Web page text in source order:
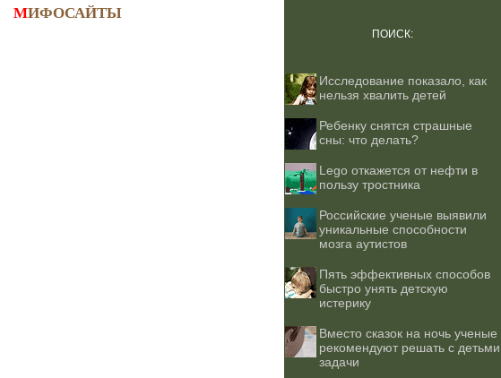
МИФОСАЙТЫ
ПОИСК:
Исследование показало, как
нельзя хвалить детей
Ребенку снятся страшные
сны: что делать?
Lego откажется от нефти в
пользу тростника
Российские ученые выявили
уникальные способности
мозга аутистов
Пять эффективных способов
быстро унять детскую
истерику
Вместо сказок на ночь ученые
рекомендуют решать с детьми
задачи